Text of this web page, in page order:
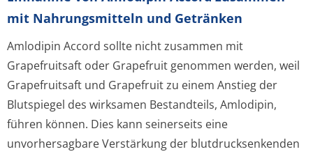
mit Nahrungsmitteln und Getränken
Amlodipin Accord sollte nicht zusammen mit
Grapefruitsaft oder Grapefruit genommen werden, weil
Grapefruitsaft und Grapefruit zu einem Anstieg der
Blutspiegel des wirksamen Bestandteils, Amlodipin,
führen können. Dies kann seinerseits eine
unvorhersagbare Verstärkung der blutdrucksenkenden